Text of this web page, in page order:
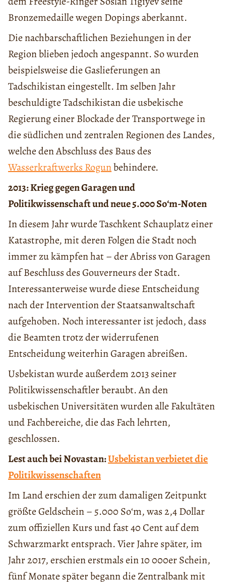
Bronzemedaille wegen Dopings aberkannt.
Die nachbarschaftlichen Beziehungen in der
Region blieben jedoch angespannt. So wurden
beispielsweise die Gaslieferungen an
Tadschikistan eingestellt. Im selben Jahr
beschuldigte Tadschikistan die usbekische
Regierung einer Blockade der Transportwege in
die südlichen und zentralen Regionen des Landes,
welche den Abschluss des Baus des
Wasserkraftwerks Rogunbehindere.
2013: Krieg gegen Garagen und
Politikwissenschaft und neue 5.000 Soʻm-Noten
In diesem Jahr wurde Taschkent Schauplatz einer
Katastrophe, mit deren Folgen die Stadt noch
immer zu kämpfen hat – der Abriss von Garagen
auf Beschluss des Gouverneurs der Stadt.
Interessanterweise wurde diese Entscheidung
nach der Intervention der Staatsanwaltschaft
aufgehoben. Noch interessanter ist jedoch, dass
die Beamten trotz der widerrufenen
Entscheidung weiterhin Garagen abreißen.
Usbekistan wurde außerdem 2013 seiner
Politikwissenschaftler beraubt. An den
usbekischen Universitäten wurden alle Fakultäten
und Fachbereiche, die das Fach lehrten,
geschlossen.
Lest auch bei Novastan:Usbekistan verbietet die
Politikwissenschaften
Im Land erschien der zum damaligen Zeitpunkt
größte Geldschein – 5.000 Soʻm, was 2,4 Dollar
zum offiziellen Kurs und fast 40 Cent auf dem
Schwarzmarkt entsprach. Vier Jahre später, im
Jahr 2017, erschien erstmals ein 10 000er Schein,
fünf Monate später begann die Zentralbank mit